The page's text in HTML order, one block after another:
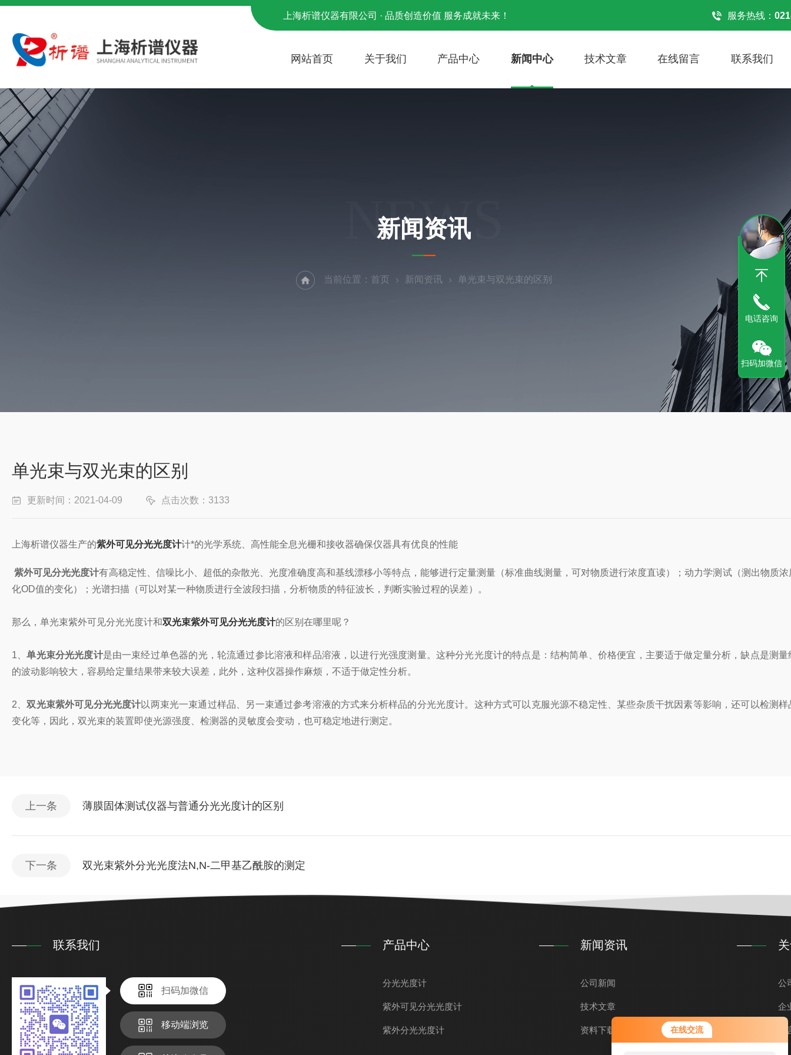
在线交流
上海析谱仪器有限公司 · 品质创造价值 服务成就未来！ 服务热线：
网站首页 关于我们 产品中心 新闻中心 技术文章 在线留言 联系我们
NEWS
新闻资讯
当前位置： 首页 新闻资讯 单光束与双光束的区别
单光束与双光束的区别
更新时间：2021-04-09 点击次数：3133
上海析谱仪器生产的紫外可见分光光度计计*的光学系统、高性能全息光栅和接收器确保仪器具有优良的性能
紫外可见分光光度计有高稳定性、信噪比小、超低的杂散光、光度准确度高和基线漂移小等特点，能够进行定量测量（标准曲线测量，可对物质进行浓度直读）；动力学测试（测出物质
化OD值的变化）；光谱扫描（可以对某一种物质进行全波段扫描，分析物质的特征波长，判断实验过程的误差）。
那么，单光束紫外可见分光光度计和双光束紫外可见分光光度计的区别在哪里呢？
1 、单光束分光光度计是由一束经过单色器的光，轮流通过参比溶液和样品溶液，以进行光强度测量。这种分光光度计的特点是：结构简单、价格便宜，主要适于做定量分析，缺点是测量
的波动影响较大，容易给定量结果带来较大误差，此外，这种仪器操作麻烦，不适于做定性分析。
2 、双光束紫外可见分光光度计以两束光一束通过样品、另一束通过参考溶液的方式来分析样品的分光光度计。这种方式可以克服光源不稳定性、某些杂质干扰因素等影响，还可以检测样
变化等，因此，双光束的装置即使光源强度、检测器的灵敏度会变动，也可稳定地进行测定。
上一条 薄膜固体测试仪器与普通分光光度计的区别
下一条 双光束紫外分光光度法N,N-二甲基乙酰胺的测定
联系我们
扫码加微信
移动端浏览
产品中心
分光光度计
紫外可见分光光度计
紫外分光光度计
新闻资讯
公司新闻
技术文章
资料下载
公
企
电话咨询
扫码加微信